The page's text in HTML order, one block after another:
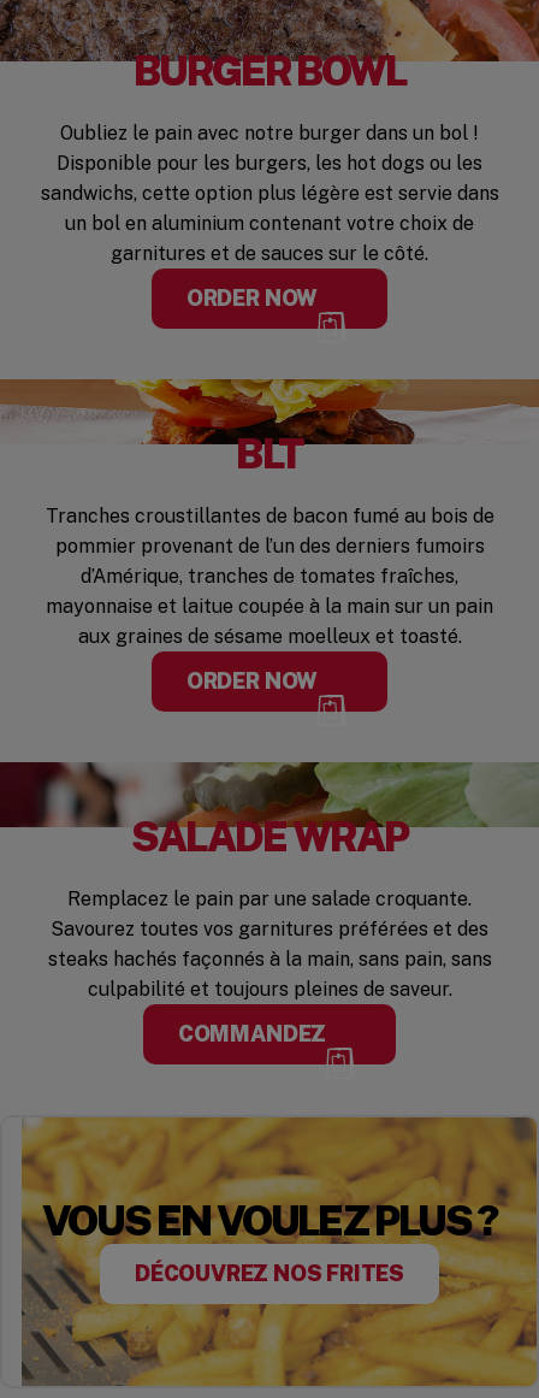
BURGER BOWL
Oubliez le pain avec notre burger dans un bol !
Disponible pour les burgers, les hot dogs ou les
sandwichs, cette option plus légère est servie dans
un bol en aluminium contenant votre choix de
garnitures et de sauces sur le côté.
ORDER NOW
BLT
Tranches croustillantes de bacon fumé au bois de
pommier provenant de l’un des derniers fumoirs
d’Amérique, tranches de tomates fraîches,
mayonnaise et laitue coupée à la main sur un pain
aux graines de sésame moelleux et toasté.
ORDER NOW
SALADE WRAP
Remplacez le pain par une salade croquante.
Savourez toutes vos garnitures préférées et des
steaks hachés façonnés à la main, sans pain, sans
culpabilité et toujours pleines de saveur.
COMMANDEZ
VOUS EN VOULEZ PLUS ?
DÉCOUVREZ NOS FRITES